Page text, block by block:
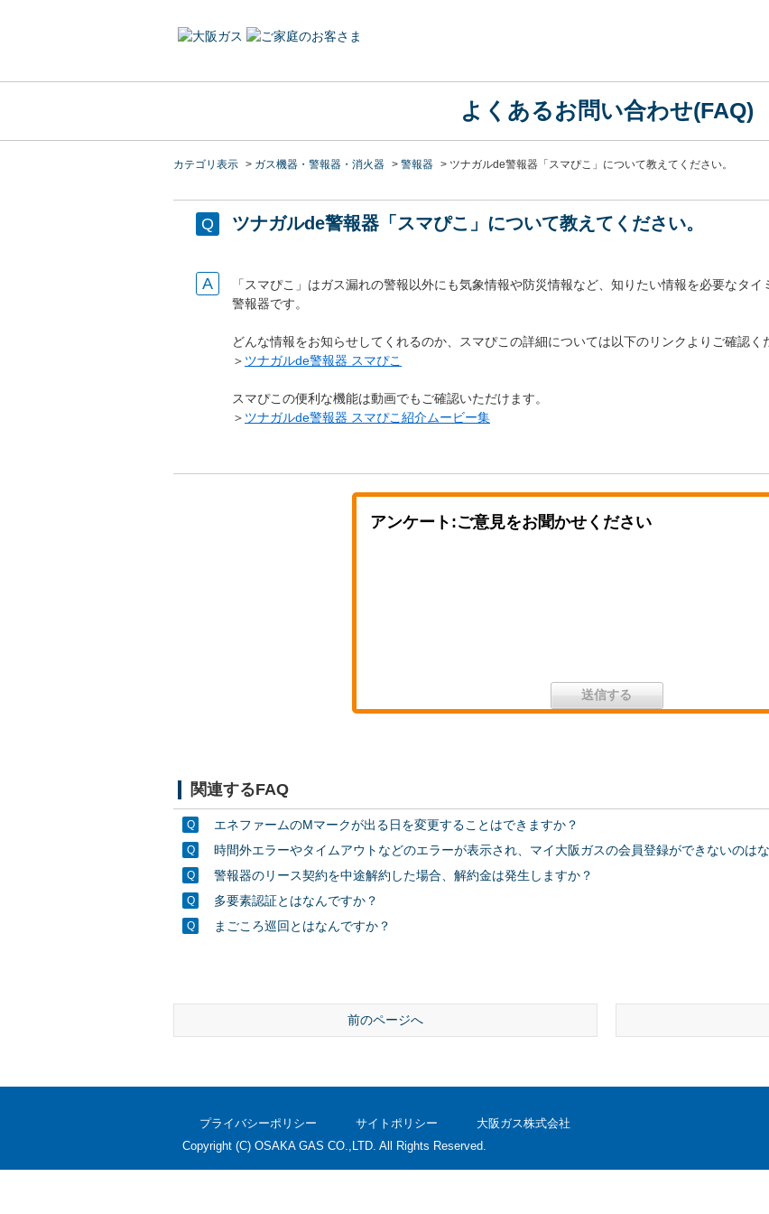
よくあるお問い合わせ(FAQ)
カテゴリ表示 > ガス機器・警報器・消火器 > 警報器 > ツナガルde警報器「スマぴこ」について教えてください。
ツナガルde警報器「スマぴこ」について教えてください。
「スマぴこ」はガス漏れの警報以外にも気象情報や防災情報など、知りたい情報を必要なタ
警報器です。
どんな情報をお知らせしてくれるのか、スマぴこの詳細については以下のリンクよりご確認く
＞ ツナガルde警報器 スマぴこ
スマぴこの便利な機能は動画でもご確認いただけます。
＞ ツナガルde警報器 スマぴこ紹介ムービー集
アンケート:ご意見をお聞かせください
関連するFAQ
エネファームのMマークが出る日を変更することはできますか？
時間外エラーやタイムアウトなどのエラーが表示され、マイ大阪ガスの会員登録ができないのは
警報器のリース契約を中途解約した場合、解約金は発生しますか？
多要素認証とはなんですか？
まごころ巡回とはなんですか？
前のページへ
プライバシーポリシー サイトポリシー
大阪ガス株式会社
Copyright (C) OSAKA GAS CO.,LTD. All Rights Reserved.